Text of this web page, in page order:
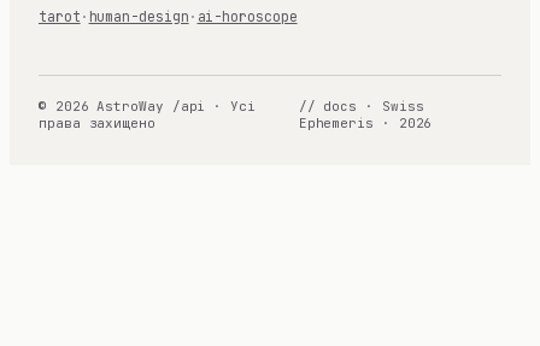
tarot · human-design · ai-horoscope
© 2026 AstroWay /api · Усі
права захищено
// docs · Swiss
Ephemeris · 2026